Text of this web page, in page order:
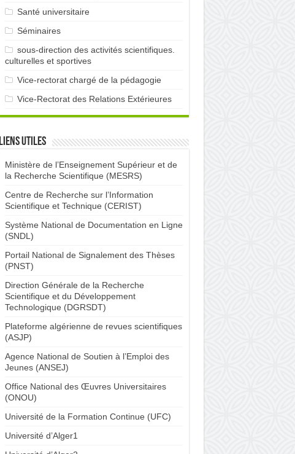
Santé universitaire
Séminaires
sous-direction des activités scientifiques.
culturelles et sportives
Vice-rectorat chargé de la pédagogie
Vice-Rectorat des Relations Extérieures
Liens utiles
Ministère de l’Enseignement Supérieur et de
la Recherche Scientifique (MESRS)
Centre de Recherche sur l’Information
Scientifique et Technique (CERIST)
Système National de Documentation en Ligne
(SNDL)
Portail National de Signalement des Thèses
(PNST)
Direction Générale de la Recherche
Scientifique et du Développement
Technologique (DGRSDT)
Plateforme algérienne de revues scientifiques
(ASJP)
Agence National de Soutien à l’Emploi des
Jeunes (ANSEJ)
Office National des Œuvres Universitaires
(ONOU)
Université de la Formation Continue (UFC)
Université d’Alger1